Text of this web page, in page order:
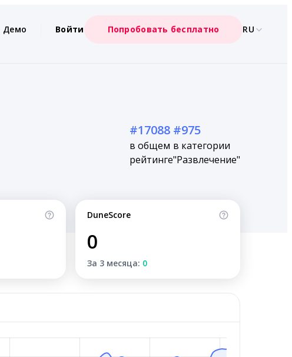
Демо Войти Попробовать бесплатно RU
#17088
в общем
рейтинге
#975
в категории
"Развлечение"
DuneScore
0
За 3 месяца: 0